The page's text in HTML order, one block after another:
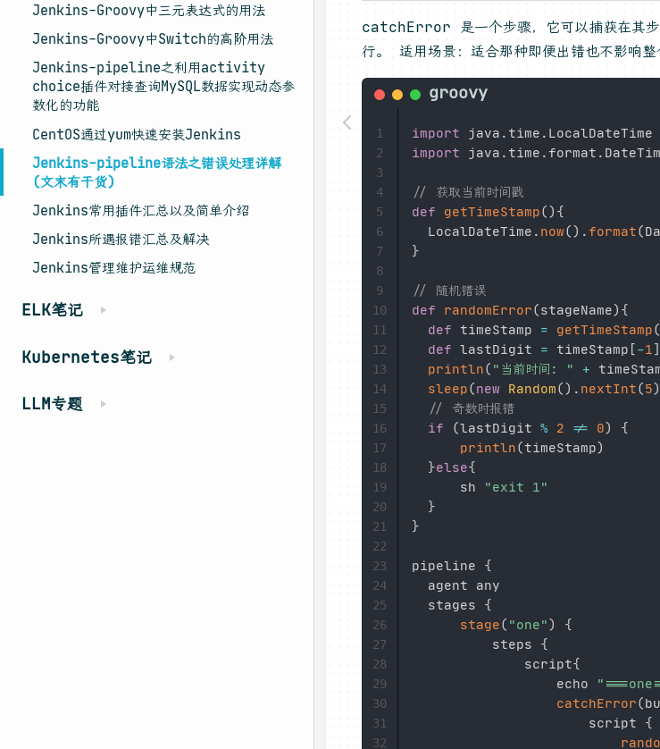
Jenkins-Groovy中三元表达式的用法
Jenkins-Groovy中Switch的高阶用法
Jenkins-pipeline之利用activity
choice插件对接查询MySQL数据实现动态参
数化的功能
CentOS通过yum快速安装Jenkins
Jenkins-pipeline语法之错误处理详解
(文末有干货)
Jenkins常用插件汇总以及简单介绍
Jenkins所遇报错汇总及解决
Jenkins管理维护运维规范
ELK笔记
Kubernetes笔记
LLM专题
catchError 是一个步骤，它可以捕获在其步
行。 适用场景：适合那种即便出错也不影响整
import java .time .
import java .time . format .
// 获取当前时间戳
def
getTimeStamp() {
  LocalDateTime
. now() .format(
}
// 随机错误
def
randomError(stageName) {
def timeStamp = getTimeStamp(
def lastDigit = timeStamp [-1]
println( "当前时间: " +
sleep(new Random() . nextInt(5)
// 奇数时报错
if
(lastDigit % 2 != 0)
{
println(timeStamp)
}else{
	  sh
"exit 1"
}
}
pipeline {
  agent any
  stages
{
stage( "one")
{
		  steps
{
			  script
{
				  echo
catchError(
					  script
{
1
2
3
4
5
6
7
8
9
10
11
12
13
14
15
16
17
18
19
20
21
22
23
24
25
26
27
28
29
30
31
32